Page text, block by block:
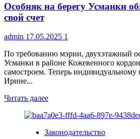
общегородской
Особняк на берегу Усманки
свой счет
admin 17.05.2025 1
По требованию мэрии, двухэтажный
Усманки в районе Кожевенного
самостроем. Теперь
Ирине...
Читать далееПрочитать
о
на
Законодательство